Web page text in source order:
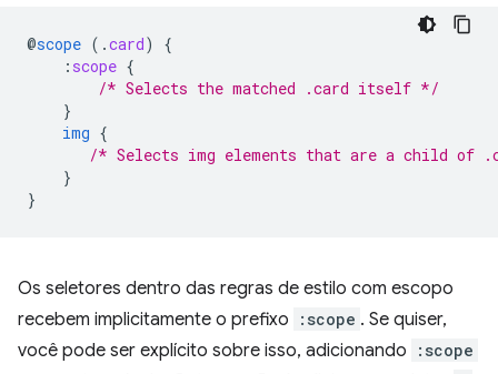
@scope ( .card)
{
: scope {
/* Selects the matched .card itself */
}
img {
/* Selects img elements that are a child of
}
}
Os seletores dentro das regras de estilo com escopo
recebem implicitamente o prefixo
:scope . Se quiser,
você pode ser explícito sobre isso, adicionando
:scope